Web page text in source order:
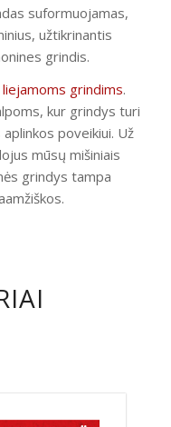
suformuojamas,
užtikrinantis
grindis.
liejamoms grindims.
kur grindys turi
poveikiui. Už
mūsų mišiniais
grindys tampa